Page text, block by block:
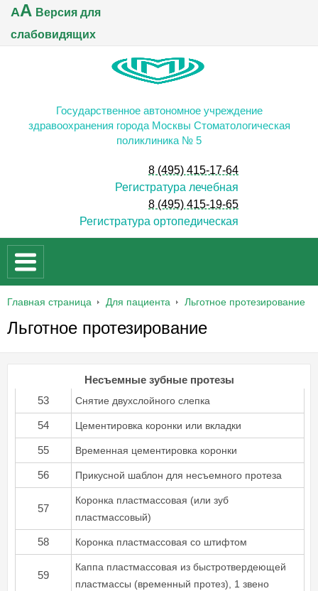
AA Версия для
слабовидящих
Государственное автономное учреждение
здравоохранения города Москвы Стоматологическая
поликлиника № 5
8 (495) 415-17-64
Регистратура лечебная
8 (495) 415-19-65
Регистратура ортопедическая
Главная страница Для пациента Льготное протезирование
Льготное протезирование
Несъемные зубные протезы
53
Снятие двухслойного слепка
54 Цементировка коронки или вкладки
55 Временная цементировка коронки
56 Прикусной шаблон для несъемного протеза
57
Коронка пластмассовая (или зуб
пластмассовый)
58 Коронка пластмассовая со штифтом
59
Каппа пластмассовая из быстротвердеющей
пластмассы (временный протез), 1 звено